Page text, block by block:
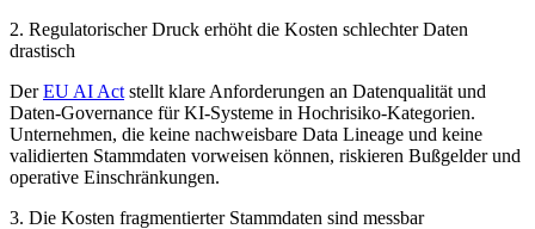
2. Regulatorischer Druck erhöht die Kosten schlechter Daten
drastisch
DerEU AI Act stellt klare Anforderungen an Datenqualität und
Daten-Governance für KI-Systeme in Hochrisiko-Kategorien.
Unternehmen, die keine nachweisbare Data Lineage und keine
validierten Stammdaten vorweisen können, riskieren Bußgelder und
operative Einschränkungen.
3. Die Kosten fragmentierter Stammdaten sind messbar